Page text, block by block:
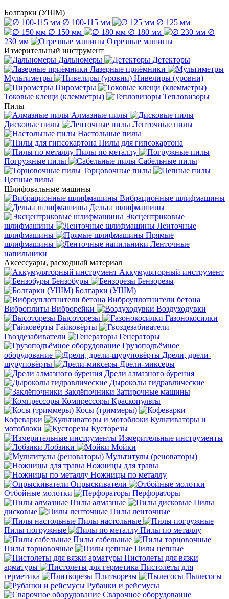
Болгарки (УШМ)
∅ 100-115 мм
∅ 125 мм
∅ 150 мм
∅ 180 мм
∅
230 мм
Отрезные машины
Измерительный инструмент
Дальномеры
Детекторы
Лазерные приёмники
Мультиметры
Нивелиры (уровни)
Пирометры
Токовые клещи (клемметры)
Тепловизоры
Пилы
Алмазные пилы
Дисковые пилы
Ленточные пилы
Настольные пилы
Пилы для гипсокартона
Пилы по металлу
Погружные пилы
Сабельные пилы
Торцовочные пилы
Цепные пилы
Шлифовальные машины
Вибрационные шлифмашины
Дельта шлифмашины
Эксцентриковые
шлифмашины
Ленточные
шлифмашины
Прямые
шлифмашины
Ленточные
напильники
Аксессуары, расходный материал
Аккумуляторный инструмент
Бензобуры
Бензорезы
Болгарки (УШМ)
Виброуплотнители бетона
Виброплиты Виброрейки
Воздуходувки
Высоторезы
Газонокосилки
Гайковёрты
Гвоздезабиватели
Генераторы
Грузоподъёмное
оборудование
Дрели, дрели-
шуруповёрты
Дрели-миксеры
Дрели алмазного бурения
Дыроколы гидравлические
Заклёпочники Затирочные машины
Компрессоры Краскопульты
Косы (триммеры)
Кофеварки
Культиваторы и
мотоблоки
Кусторезы
Измерительные инструменты
Лобзики
Мойки
Мультитулы (реноваторы)
Ножницы для травы
Ножницы по металлу
Опрыскиватели
Отбойные молотки
Перфораторы
Пилы алмазные
Пилы
дисковые
Пилы ленточные
Пилы настольные
Пилы погружные
Пилы по металлу
Пилы сабельные
Пилы торцовочные
Пилы цепные
Пистолеты для вязки
арматуры
Пистолеты для
герметика
Плиткорезы
Пылесосы
Рубанки и рейсмусы
Сварочное оборудование